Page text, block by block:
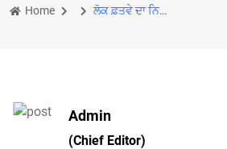
Home ਲੋਕ ਫ਼ਤਵੇ ਦਾ ਨਿਰਾਦਰ ਕਰਨ ਵਾਲਿਆਂ ਨੂੰ ਪੰਜਾਬੀ ਸਬਕ ਸਿਖਾਉਣਗੇ: ਭਗਵੰਤ ਮਾਨ
Admin
(Chief Editor)